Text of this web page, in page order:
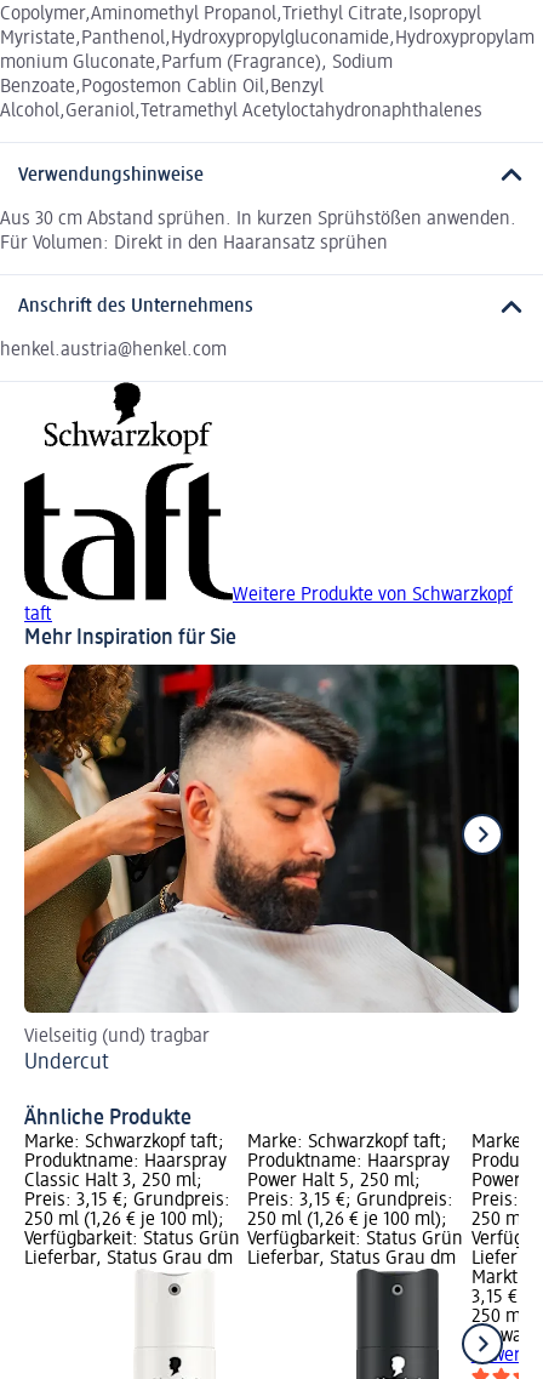
Copolymer,Aminomethyl Propanol,Triethyl Citrate,Isopropyl
Myristate,Panthenol,Hydroxypropylgluconamide,Hydroxypropylam
monium Gluconate,Parfum (Fragrance), Sodium
Benzoate,Pogostemon Cablin Oil,Benzyl
Alcohol,Geraniol,Tetramethyl Acetyloctahydronaphthalenes
Verwendungshinweise
Aus 30 cm Abstand sprühen. In kurzen Sprühstößen anwenden.
Für Volumen: Direkt in den Haaransatz sprühen
Anschrift des Unternehmens
henkel.austria@henkel.com
Weitere Produkte von Schwarzkopf
taft
Mehr Inspiration für Sie
Vielseitig (und) tragbar
Undercut
Ähnliche Produkte
Marke: Schwarzkopf taft;
Produktname: Haarspray
Classic Halt 3, 250 ml;
Preis: 3,15 €; Grundpreis:
250 ml (1,26 € je 100 ml);
Verfügbarkeit: Status Grün
Lieferbar, Status Grau dm
Marke: Schwarzkopf taft;
Produktname: Haarspray
Power Halt 5, 250 ml;
Preis: 3,15 €; Grundpreis:
250 ml (1,26 € je 100 ml);
Verfügbarkeit: Status Grün
Lieferbar, Status Grau dm
Marke:
Power
Preis:
250 ml
Markt
3,15 €
250 ml
Power